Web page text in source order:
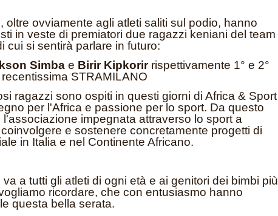
oltre ovviamente agli atleti saliti sul podio, hanno
in veste di premiatori due ragazzi keniani del team
cui si sentirà parlare in futuro:
Simba e Birir Kipkorirrispettivamente 1° e 2°
STRAMILANO
ragazzi sono ospiti in questi giorni di Africa & Sport
per l'Africa e passione per lo sport. Da questo
l'associazione impegnata attraverso lo sport a
e sostenere concretamente progetti di
in Italia e nel Continente Africano.
a tutti gli atleti di ogni età e ai genitori dei bimbi più
ricordare, che con entusiasmo hanno
questa bella serata.